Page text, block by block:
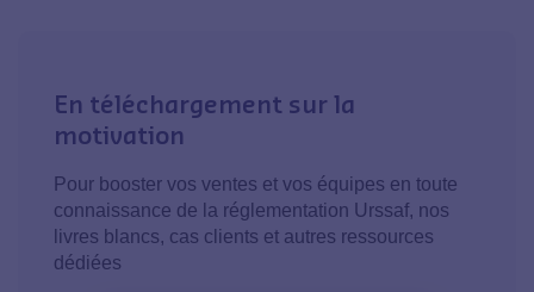
En téléchargement sur la
motivation
Pour booster vos ventes et vos équipes en toute
connaissance de la réglementation Urssaf, nos
livres blancs, cas clients et autres ressources
dédiées